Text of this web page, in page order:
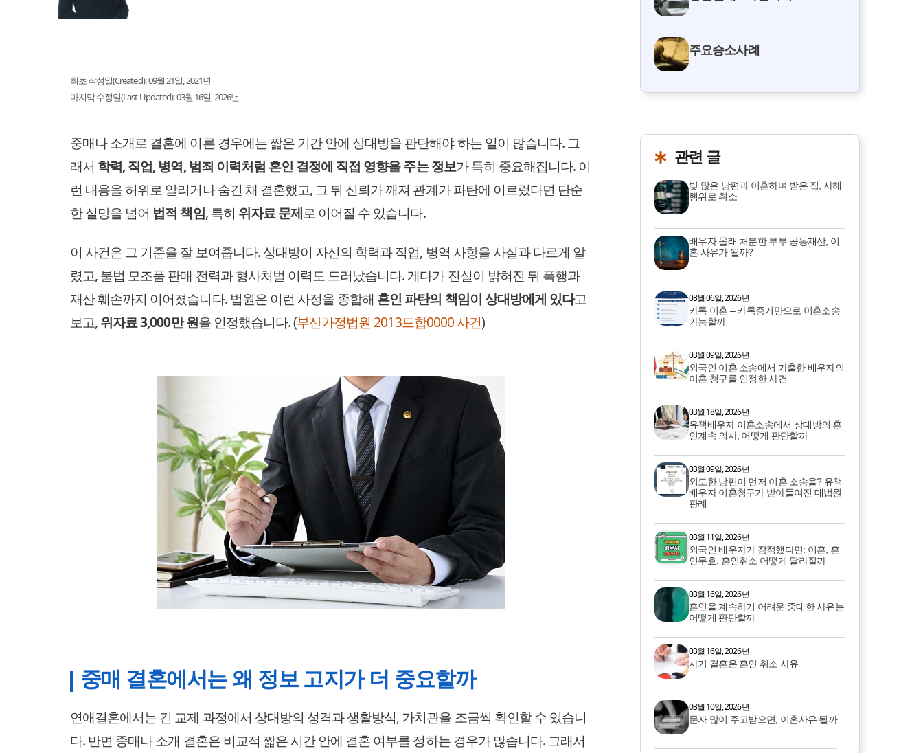
최초 작성일(Created):09월 21일, 2021년
마지막 수정일(Last Updated):03월 16일, 2026년
중매나 소개로 결혼에 이른 경우에는 짧은 기간 안에 상대방을 판단해야 하는 일이 많습니다. 그
래서 학력, 직업, 병역, 범죄 이력처럼 혼인 결정에 직접 영향을 주는 정보가 특히 중요해집니다. 이
런 내용을 허위로 알리거나 숨긴 채 결혼했고, 그 뒤 신뢰가 깨져 관계가 파탄에 이르렀다면 단순
한 실망을 넘어 법적 책임, 특히 위자료 문제로 이어질 수 있습니다.
이 사건은 그 기준을 잘 보여줍니다. 상대방이 자신의 학력과 직업, 병역 사항을 사실과 다르게 알
렸고, 불법 모조품 판매 전력과 형사처벌 이력도 드러났습니다. 게다가 진실이 밝혀진 뒤 폭행과
재산 훼손까지 이어졌습니다. 법원은 이런 사정을 종합해 혼인 파탄의 책임이 상대방에게 있다고
보고,위자료 3,000만 원을 인정했습니다. (부산가정법원 2013드합0000 사건)
중매 결혼에서는 왜 정보 고지가 더 중요할까
연애결혼에서는 긴 교제 과정에서 상대방의 성격과 생활방식, 가치관을 조금씩 확인할 수 있습니
다. 반면 중매나 소개 결혼은 비교적 짧은 시간 안에 결혼 여부를 정하는 경우가 많습니다. 그래서
주요승소사례
관련 글
빚 많은 남편과 이혼하며 받은 집, 사해
행위로 취소
배우자 몰래 처분한 부부 공동재산, 이
혼 사유가 될까?
03월 06일, 2026년
카톡 이혼 – 카톡증거만으로 이혼소송
가능할까
03월 09일, 2026년
외국인 이혼 소송에서 가출한 배우자의
이혼 청구를 인정한 사건
03월 18일, 2026년
유책배우자 이혼소송에서 상대방의 혼
인계속 의사, 어떻게 판단할까
03월 09일, 2026년
외도한 남편이 먼저 이혼 소송을? 유책
배우자 이혼청구가 받아들여진 대법원
판례
03월 11일, 2026년
외국인 배우자가 잠적했다면: 이혼, 혼
인무효, 혼인취소 어떻게 달라질까
03월 16일, 2026년
혼인을 계속하기 어려운 중대한 사유는
어떻게 판단할까
03월 16일, 2026년
사기 결혼은 혼인 취소 사유
03월 10일, 2026년
문자 많이 주고받으면, 이혼사유 될까